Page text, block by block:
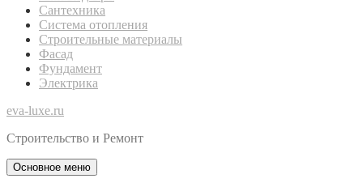
Сантехника
Система отопления
Строительные материалы
Фасад
Фундамент
Электрика
eva-luxe.ru
Строительство и Ремонт
Основное меню